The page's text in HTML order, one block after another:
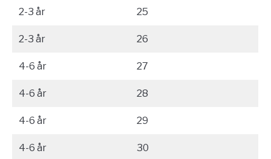
2-3 år 25
2-3 år 26
4-6 år 27
4-6 år 28
4-6 år 29
4-6 år 30